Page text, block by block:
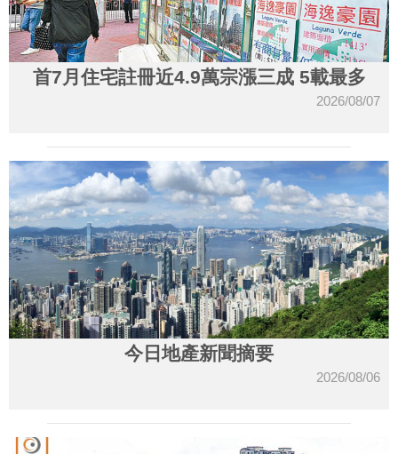
首7月住宅註冊近4.9萬宗漲三成 5載最多
2026/08/07
今日地產新聞摘要
2026/08/06